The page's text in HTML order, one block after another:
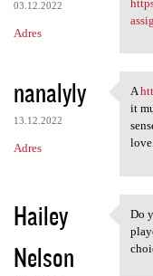
03.12.2022
Adres
nanalyly
13.12.2022
Adres
A
A
it
Hailey
Nelson
Do
Do